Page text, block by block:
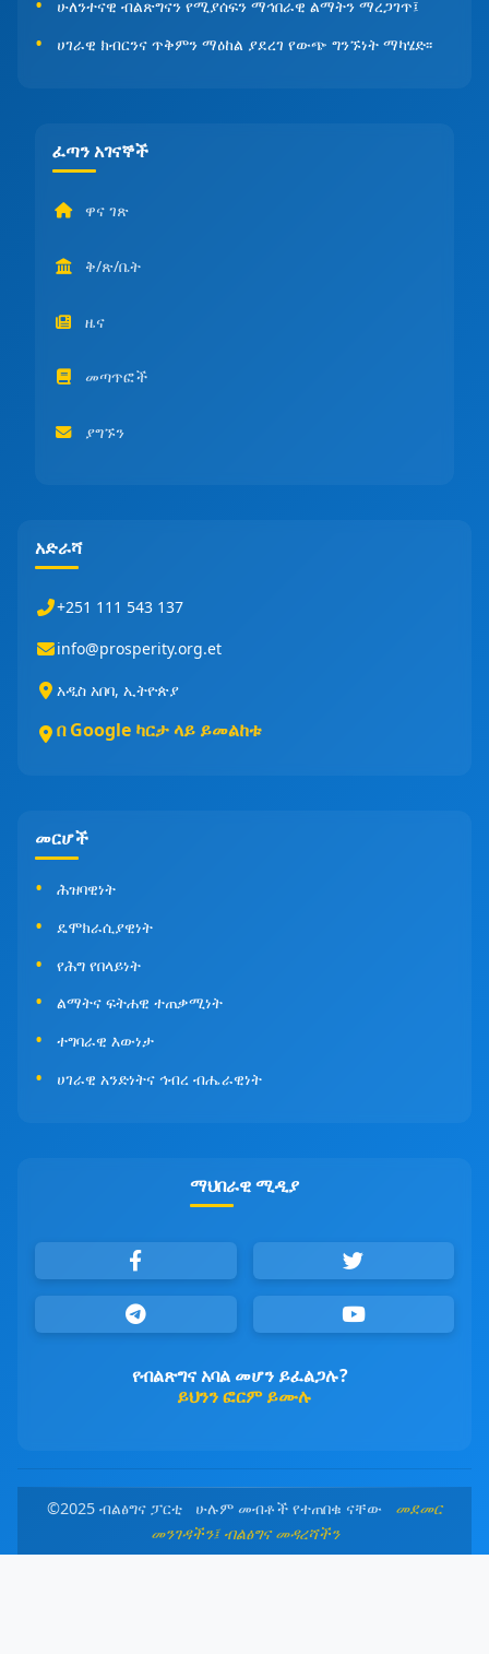
ሁለንተናዊ ብልጽግናን የሚያሰፍን ማኅበራዊ ልማትን ማረጋገጥ፤
ሀገራዊ ክብርንና ጥቅምን ማዕከል ያደረገ የውጭ ግንኙነት ማካሄድ፡፡
ፈጣን አገናኞች
ዋና ገጽ
ቅ/ጽ/ቤት
ዜና
መጣጥፎች
ያግኙን
አድራሻ
+251 111 543 137
info@prosperity.org.et
አዲስ አበባ, ኢትዮጵያ
በ Google ካርታ ላይ ይመልከቱ
መርሆች
ሕዝባዊነት
ዴሞክራሲያዊነት
የሕግ የበላይነት
ልማትና ፍትሐዊ ተጠቃሚነት
ተግባራዊ እውነታ
ሀገራዊ አንድነትና ኅብረ ብሔራዊነት
ማህበራዊ ሚዲያ
የብልጽግና አባል መሆን ይፈልጋሉ?
ይህንን ፎርም ይሙሉ
©2025 ብልፅግና ፓርቲ ሁሉም መብቶች የተጠበቁ ናቸው መደመር
መንገዳችን፤ ብልፅግና መዳረሻችን